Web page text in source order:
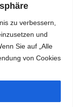
zu verbessern,
und
Sie auf „Alle
von Cookies